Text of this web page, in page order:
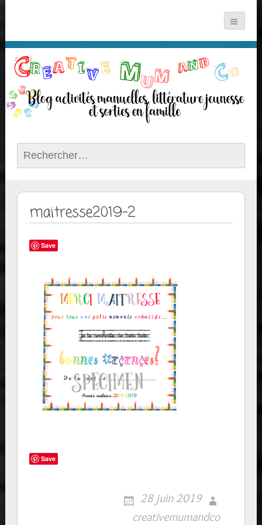
Rechercher :
maitresse2019-2
Save
Save
28 juin 2019
creativemumandco